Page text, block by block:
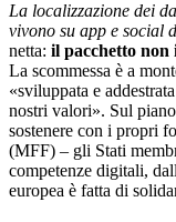
La localizzazione dei
vivono su app e social
netta: il pacchetto non
La scommessa è a
«sviluppata e
nostri valori». Sul
sostenere con i propri
(MFF) – gli Stati
competenze digitali,
europea è fatta di